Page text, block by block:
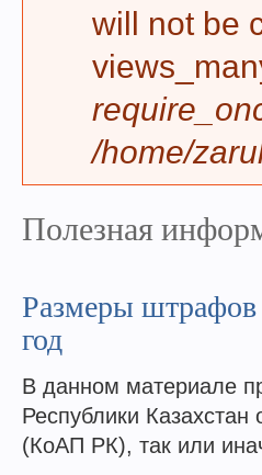
will not be
/home/
Полезная
Размеры
год
В данном материале
Республики
(КоАП РК), так или